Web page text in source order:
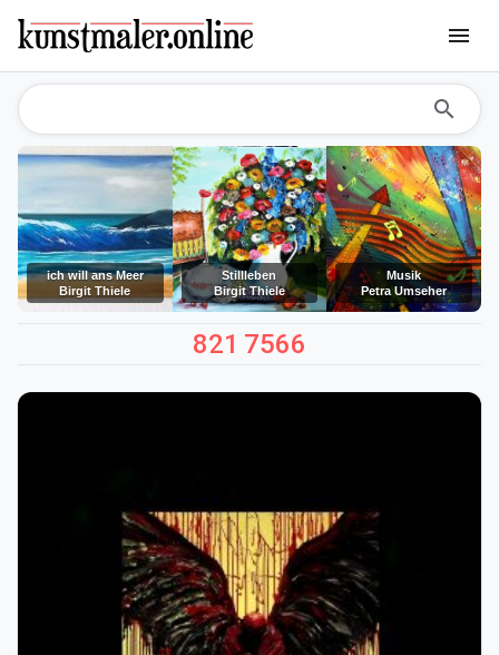
menu
search
ich will ans Meer
Birgit Thiele
Stillleben
Birgit Thiele
Musik
Petra Umseher
821 7566